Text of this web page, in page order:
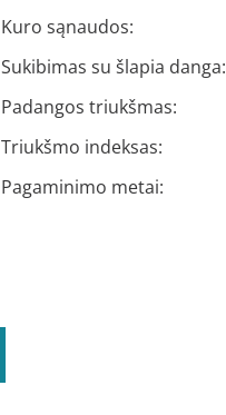
Kuro sąnaudos:
Sukibimas su šlapia danga:
Padangos triukšmas:
Triukšmo indeksas:
Pagaminimo metai: